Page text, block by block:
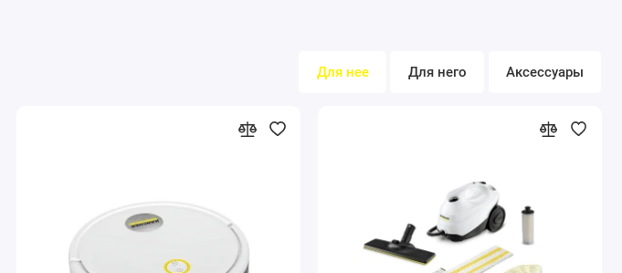
Для нее Для него Аксессуары